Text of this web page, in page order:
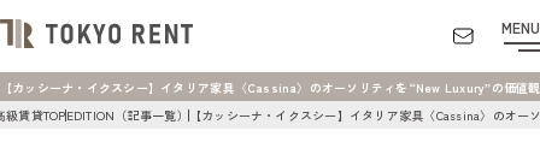
MENU
【カッシーナ・イクスシー】イタリア家具〈Cassina〉のオーソリティを“New Luxury”の価値
級賃貸TOPEDITION（記事一覧）【カッシーナ・イクスシー】イタリア家具〈Cassina〉のオ